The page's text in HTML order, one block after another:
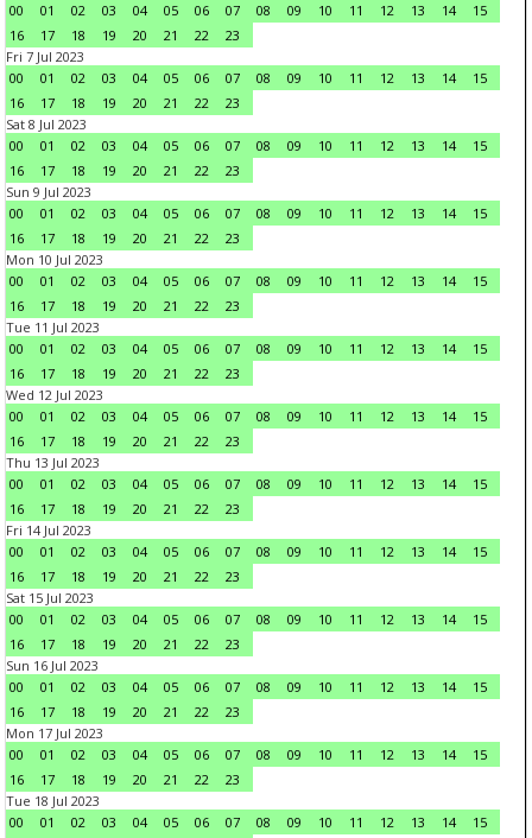
00
01 02 03 04 05 06 07 08 09 10 11 12 13 14
15
16
17 18 19 20 21 22
23
Fri 7 Jul 2023
00
01 02 03 04 05 06 07 08 09 10 11 12 13 14
15
16
17 18 19 20 21 22
23
Sat 8 Jul 2023
00
01 02 03 04 05 06 07 08 09 10 11 12 13 14
15
16
17 18 19 20 21 22
23
Sun 9 Jul 2023
00
01 02 03 04 05 06 07 08 09 10 11 12 13 14
15
16
17 18 19 20 21 22
23
Mon 10 Jul 2023
00
01 02 03 04 05 06 07 08 09 10 11 12 13 14
15
16
17 18 19 20 21 22
23
Tue 11 Jul 2023
00
01 02 03 04 05 06 07 08 09 10 11 12 13 14
15
16
17 18 19 20 21 22
23
Wed 12 Jul 2023
00
01 02 03 04 05 06 07 08 09 10 11 12 13 14
15
16
17 18 19 20 21 22
23
Thu 13 Jul 2023
00
01 02 03 04 05 06 07 08 09 10 11 12 13 14
15
16
17 18 19 20 21 22
23
Fri 14 Jul 2023
00
01 02 03 04 05 06 07 08 09 10 11 12 13 14
15
16
17 18 19 20 21 22
23
Sat 15 Jul 2023
00
01 02 03 04 05 06 07 08 09 10 11 12 13 14
15
16
17 18 19 20 21 22
23
Sun 16 Jul 2023
00
01 02 03 04 05 06 07 08 09 10 11 12 13 14
15
16
17 18 19 20 21 22
23
Mon 17 Jul 2023
00
01 02 03 04 05 06 07 08 09 10 11 12 13 14
15
16
17 18 19 20 21 22
23
Tue 18 Jul 2023
00
01 02 03 04 05 06 07 08 09 10 11 12 13 14 15